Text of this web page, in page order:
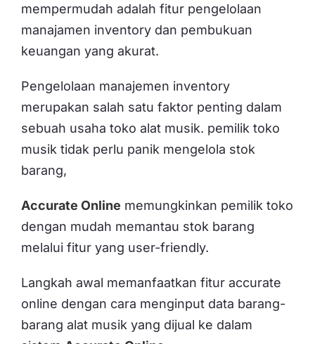
mempermudah adalah fitur pengelolaan
manajamen inventory dan pembukuan
keuangan yang akurat.
Pengelolaan manajemen inventory
merupakan salah satu faktor penting dalam
sebuah usaha toko alat musik. pemilik toko
musik tidak perlu panik mengelola stok
barang,
Accurate Online memungkinkan pemilik toko
dengan mudah memantau stok barang
melalui fitur yang user-friendly.
Langkah awal memanfaatkan fitur accurate
online dengan cara menginput data barang-
barang alat musik yang dijual ke dalam